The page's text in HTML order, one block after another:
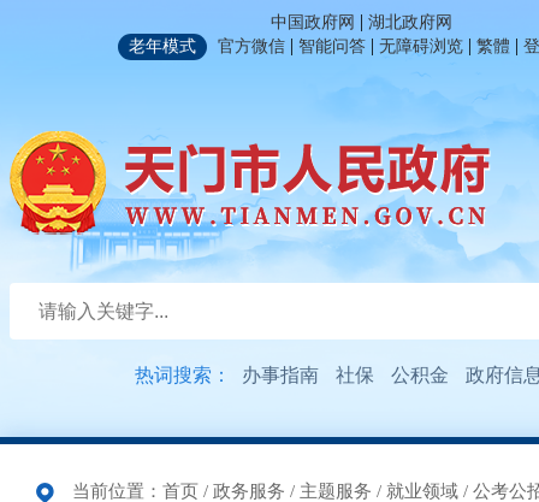
中国政府网 | 湖北政府网
老年模式
官方微信 | 智能问答 | 无障碍浏览 | 繁體 |
热词搜索： 办事指南 社保 公积金 政府信
当前位置： 首页 / 政务服务 / 主题服务 / 就业领域 / 公考公